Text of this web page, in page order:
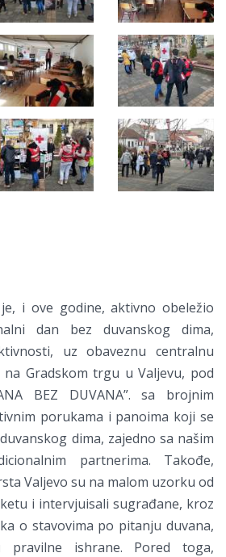
i ove godine, aktivno obeležio
dan bez duvanskog dima,
uz obaveznu centralnu
Gradskom trgu u Valjevu, pod
BEZ DUVANA”. sa brojnim
porukama i panoima koji se
dima, zajedno sa našim
partnerima. Takođe,
Valjevo su na malom uzorku od
i intervjuisali sugrađane, kroz
o stavovima po pitanju duvana,
pravilne ishrane. Pored toga,